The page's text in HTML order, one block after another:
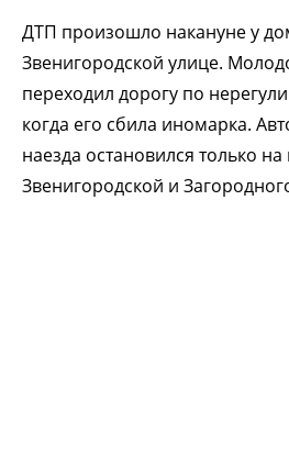
ДТП произошло накануне у
Звенигородской улице.
переходил дорогу по
когда его сбила иномарка.
наезда остановился только на
Звенигородской и